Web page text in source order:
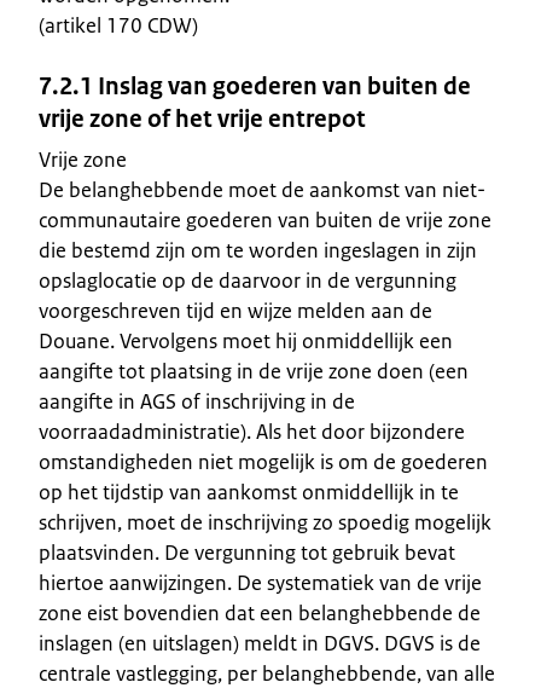
(artikel 170 CDW)
7.2.1 Inslag van goederen van buiten de
vrije zone of het vrije entrepot
Vrije zone
De belanghebbende moet de aankomst van niet-
communautaire goederen van buiten de vrije zone
die bestemd zijn om te worden ingeslagen in zijn
opslaglocatie op de daarvoor in de vergunning
voorgeschreven tijd en wijze melden aan de
Douane. Vervolgens moet hij onmiddellijk een
aangifte tot plaatsing in de vrije zone doen (een
aangifte in AGS of inschrijving in de
voorraadadministratie). Als het door bijzondere
omstandigheden niet mogelijk is om de goederen
op het tijdstip van aankomst onmiddellijk in te
schrijven, moet de inschrijving zo spoedig mogelijk
plaatsvinden. De vergunning tot gebruik bevat
hiertoe aanwijzingen. De systematiek van de vrije
zone eist bovendien dat een belanghebbende de
inslagen (en uitslagen) meldt in DGVS. DGVS is de
centrale vastlegging, per belanghebbende, van alle